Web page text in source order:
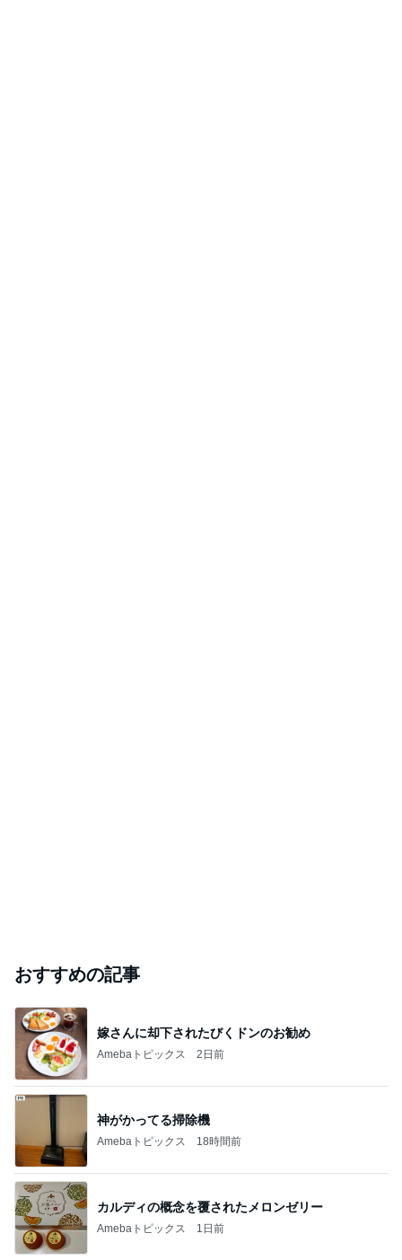
おすすめの記事
嫁さんに却下されたびくドンのお勧め
Amebaトピックス 2日前
神がかってる掃除機
Amebaトピックス 18時間前
カルディの概念を覆されたメロンゼリー
Amebaトピックス 1日前